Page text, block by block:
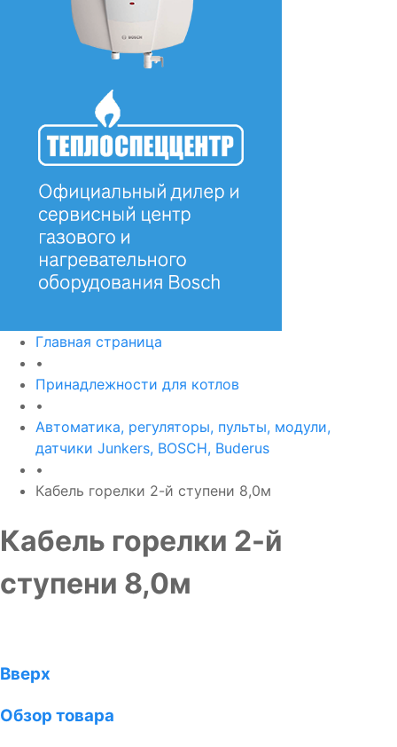
Главная страница
•
Принадлежности для котлов
•
Автоматика, регуляторы, пульты, модули,
датчики Junkers, BOSCH, Buderus
•
Кабель горелки 2-й ступени 8,0м
Кабель горелки 2-й
ступени 8,0м
Вверх
Обзор товара